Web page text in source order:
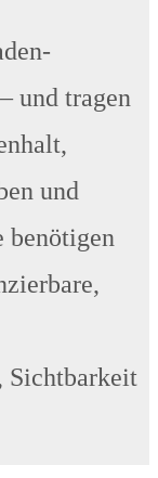
und tragen
und
benötigen
Sichtbarkeit